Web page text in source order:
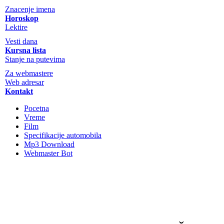
Znacenje imena
Horoskop
Lektire
Vesti dana
Kursna lista
Stanje na putevima
Za webmastere
Web adresar
Kontakt
Pocetna
Vreme
Film
Specifikacije automobila
Mp3 Download
Webmaster Bot